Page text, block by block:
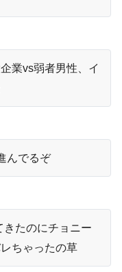
業vs弱者男性、イ
んでるぞ
たのにチョニー
ちゃったの草